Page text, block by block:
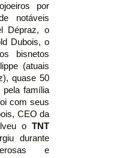
por
notáveis
Dépraz, o
Dubois, o
bisnetos
(atuais
quase 50
pela família
com seus
CEO da
o TNT
durante
e